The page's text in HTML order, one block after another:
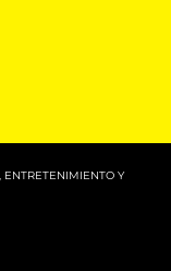
ENTRETENIMIENTO Y